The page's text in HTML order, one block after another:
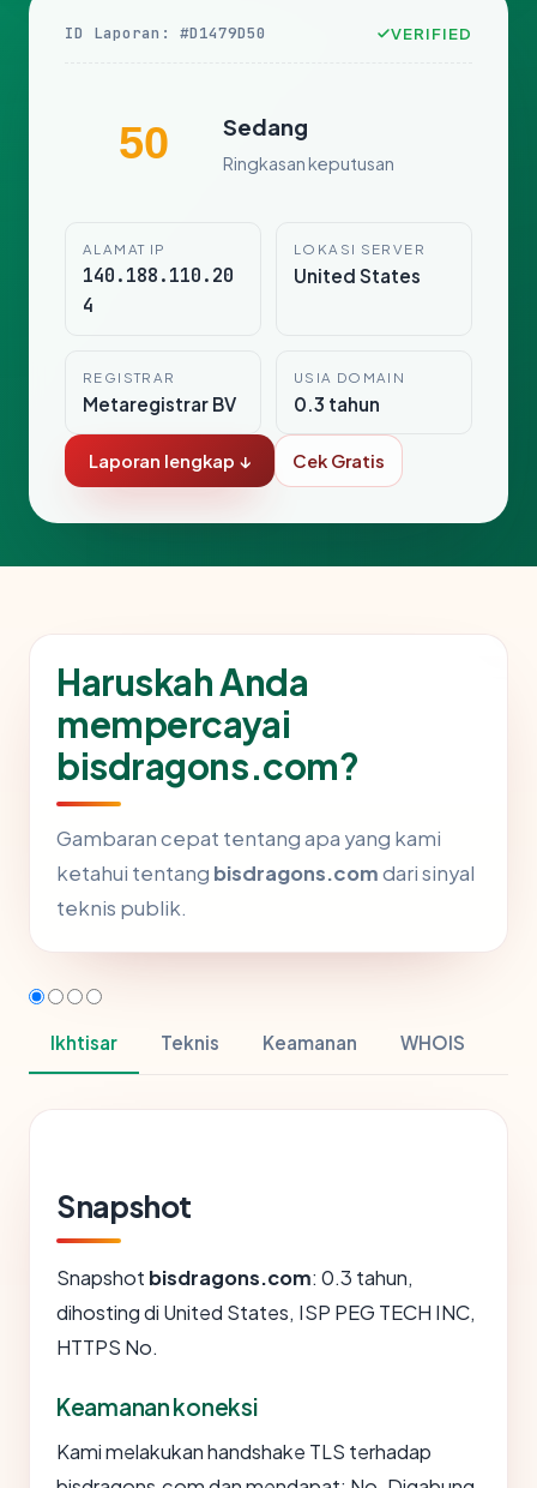
ID Laporan: #D1479D50 VERIFIED
50 Sedang
Ringkasan keputusan
ALAMAT IP
140.188.110.20
4
LOKASI SERVER
United States
REGISTRAR
Metaregistrar BV
USIA DOMAIN
0.3 tahun
Laporan lengkap ↓ Cek Gratis
Haruskah Anda
mempercayai
bisdragons.com?
Gambaran cepat tentang apa yang kami
ketahui tentang bisdragons.comdari sinyal
teknis publik.
Ikhtisar Teknis Keamanan WHOIS
Snapshot
Snapshot bisdragons.com: 0.3 tahun,
dihosting di United States, ISP PEG TECH INC,
HTTPS No.
Keamanan koneksi
Kami melakukan handshake TLS terhadap